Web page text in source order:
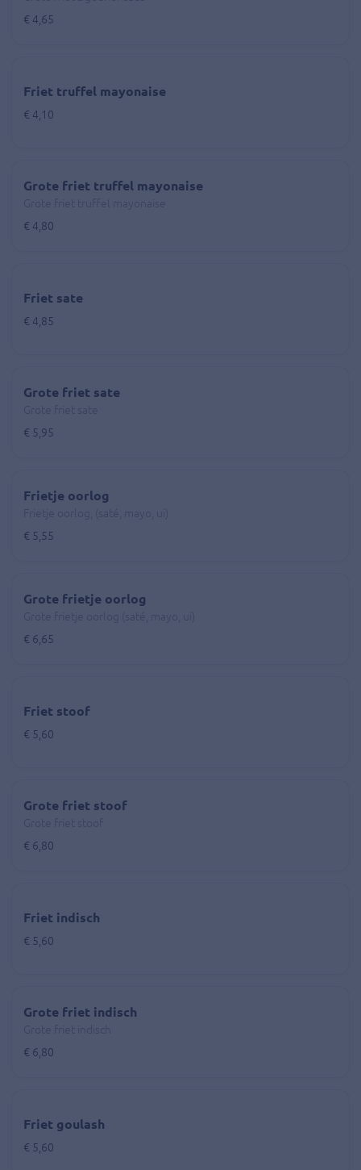
€ 4,65
Friet truffel mayonaise
€ 4,10
Grote friet truffel mayonaise
€ 4,80
Friet sate
€ 4,85
Grote friet sate
€ 5,95
Frietje oorlog
€ 5,55
Grote frietje oorlog
€ 6,65
Friet stoof
€ 5,60
Grote friet stoof
€ 6,80
Friet indisch
€ 5,60
Grote friet indisch
€ 6,80
Friet goulash
€ 5,60